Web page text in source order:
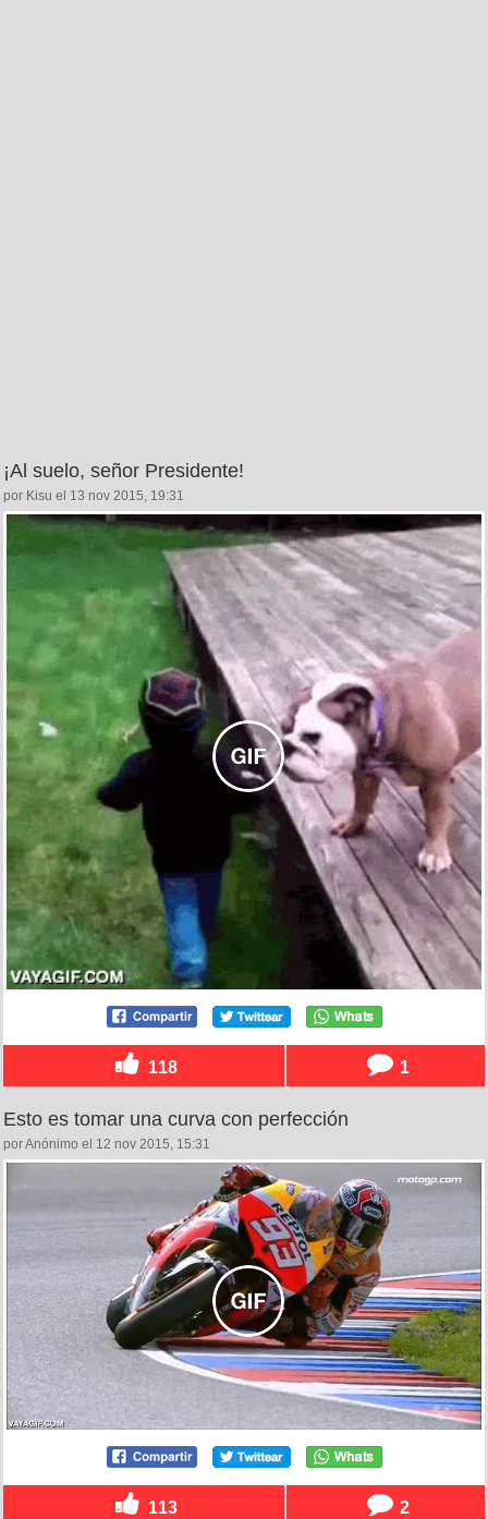
¡Al suelo, señor Presidente!
por Kisu el 13 nov 2015, 19:31
118 1
Esto es tomar una curva con perfección
por Anónimo el 12 nov 2015, 15:31
113 2